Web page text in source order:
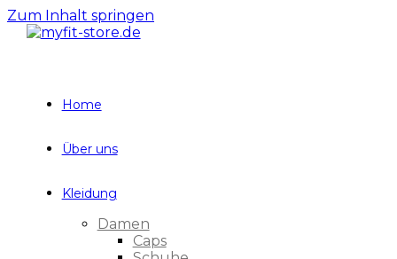
Zum Inhalt springen
Home
Über uns
Kleidung
Damen
Caps